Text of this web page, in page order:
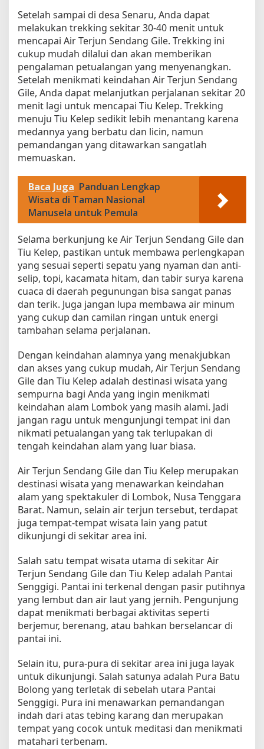
e
m
u
l
a
Setelah sampai di desa Senaru, Anda dapat
melakukan trekking sekitar 30-40 menit untuk
mencapai Air Terjun Sendang Gile. Trekking ini
cukup mudah dilalui dan akan memberikan
pengalaman petualangan yang menyenangkan.
Setelah menikmati keindahan Air Terjun Sendang
Gile, Anda dapat melanjutkan perjalanan sekitar 20
menit lagi untuk mencapai Tiu Kelep. Trekking
menuju Tiu Kelep sedikit lebih menantang karena
medannya yang berbatu dan licin, namun
pemandangan yang ditawarkan sangatlah
memuaskan.
Baca Juga Panduan Lengkap
Wisata di Taman Nasional
Manusela untuk Pemula
Selama berkunjung ke Air Terjun Sendang Gile dan
Tiu Kelep, pastikan untuk membawa perlengkapan
yang sesuai seperti sepatu yang nyaman dan anti-
selip, topi, kacamata hitam, dan tabir surya karena
cuaca di daerah pegunungan bisa sangat panas
dan terik. Juga jangan lupa membawa air minum
yang cukup dan camilan ringan untuk energi
tambahan selama perjalanan.
Dengan keindahan alamnya yang menakjubkan
dan akses yang cukup mudah, Air Terjun Sendang
Gile dan Tiu Kelep adalah destinasi wisata yang
sempurna bagi Anda yang ingin menikmati
keindahan alam Lombok yang masih alami. Jadi
jangan ragu untuk mengunjungi tempat ini dan
nikmati petualangan yang tak terlupakan di
tengah keindahan alam yang luar biasa.
Air Terjun Sendang Gile dan Tiu Kelep merupakan
destinasi wisata yang menawarkan keindahan
alam yang spektakuler di Lombok, Nusa Tenggara
Barat. Namun, selain air terjun tersebut, terdapat
juga tempat-tempat wisata lain yang patut
dikunjungi di sekitar area ini.
Salah satu tempat wisata utama di sekitar Air
Terjun Sendang Gile dan Tiu Kelep adalah Pantai
Senggigi. Pantai ini terkenal dengan pasir putihnya
yang lembut dan air laut yang jernih. Pengunjung
dapat menikmati berbagai aktivitas seperti
berjemur, berenang, atau bahkan berselancar di
pantai ini.
Selain itu, pura-pura di sekitar area ini juga layak
untuk dikunjungi. Salah satunya adalah Pura Batu
Bolong yang terletak di sebelah utara Pantai
Senggigi. Pura ini menawarkan pemandangan
indah dari atas tebing karang dan merupakan
tempat yang cocok untuk meditasi dan menikmati
matahari terbenam.